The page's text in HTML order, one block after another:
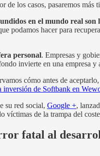
de los casos, pasaremos
en el mundo real son
podamos hacer para
personal. Empresas y
invierte en una empresa
cómo antes de
inversión de Softbank en
su red social, Google +,
víctimas de la trampa del
fatal al